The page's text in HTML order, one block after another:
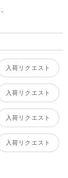
入荷リクエスト
入荷リクエスト
入荷リクエスト
入荷リクエスト